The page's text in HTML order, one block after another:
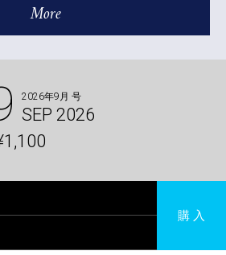
More
2026年9月 号
SEP 2026
購 入